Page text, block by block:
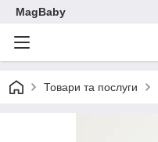
MagBaby
Товари та послуги